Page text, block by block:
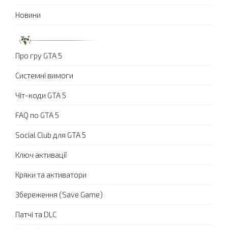
Новини
Про гру GTA 5
Системні вимоги
Чіт-коди GTA 5
FAQ по GTA 5
Social Club для GTA 5
Ключ активації
Кряки та активатори
Збереження (Save Game)
Патчі та DLC